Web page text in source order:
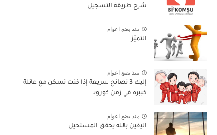
شرح طريقة التسجيل
منذ بضع اعوام
التميّز
منذ بضع اعوام
إليك 3 نصائح سريعة إذا كنت تسكن مع عائلة
كبيرة في زمن كورونا
منذ بضع اعوام
اليقين بالله يحقق المستحيل